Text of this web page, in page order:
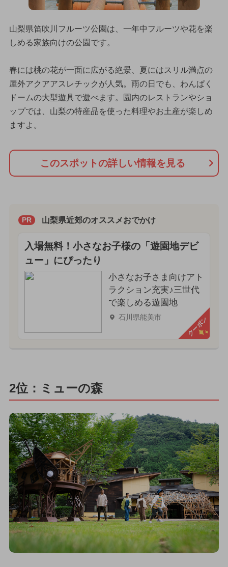
山梨県笛吹川フルーツ公園は、一年中フルーツや花を楽
しめる家族向けの公園です。
春には桃の花が一面に広がる絶景、夏にはスリル満点の
屋外アクアアスレチックが人気。雨の日でも、わんぱく
ドームの大型遊具で遊べます。園内のレストランやショ
ップでは、山梨の特産品を使った料理やお土産が楽しめ
ますよ。
このスポットの詳しい情報を見る
PR 山梨県近郊のオススメおでかけ
入場無料！小さなお子様の「遊園地デビ
ュー」にぴったり
小さなお子さま向けアト
ラクション充実♪三世代
で楽しめる遊園地
石川県能美市 クーポン
2位：ミューの森